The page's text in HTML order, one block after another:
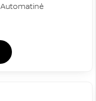
Automatinė